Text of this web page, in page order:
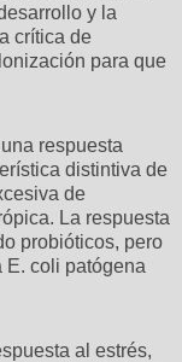
y la
crítica de
para que
respuesta
distintiva de
de
La respuesta
probióticos, pero
E. coli patógena
al estrés,